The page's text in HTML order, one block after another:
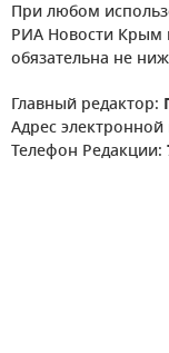
При любом
РИА Новости Крым
обязательна не
Главный редактор:
Адрес
Телефон Редакции: